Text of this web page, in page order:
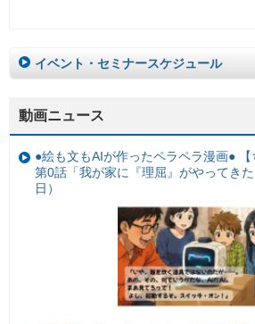
イベント・セミナースケジュール
動画ニュース
●絵も文もAIが作ったペラペラ漫画● 【
第0話「我が家に『理屈』がやってき
日）